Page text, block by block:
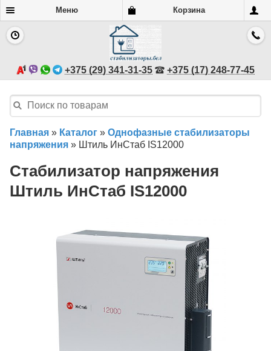
Меню Корзина
+375 (29) 341-31-35 +375 (17) 248-77-45
Главная » Каталог » Однофазные стабилизаторы
напряжения » Штиль ИнСтаб IS12000
Стабилизатор напряжения
Штиль ИнСтаб IS12000